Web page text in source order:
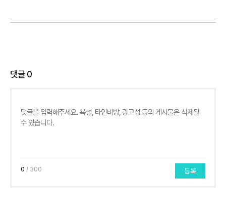
댓글0
0 / 300 등록